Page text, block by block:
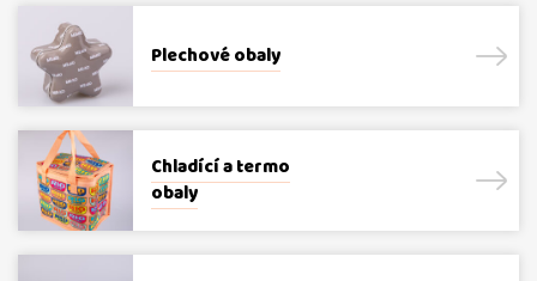
Plechové obaly
Chladící a termo
obaly